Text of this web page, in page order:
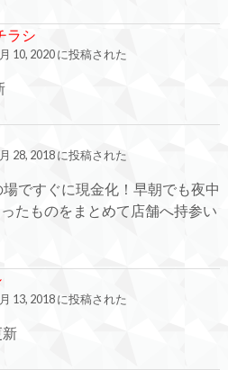
ラシ
10, 2020 に投稿された
28, 2018 に投稿された
場ですぐに現金化！早朝でも夜中
たものをまとめて店舗へ持参い
13, 2018 に投稿された